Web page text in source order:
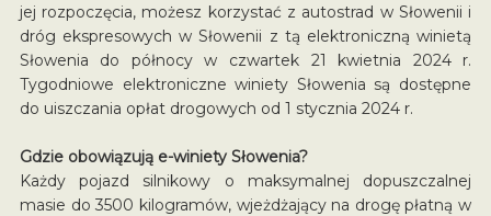
jej rozpoczęcia, możesz korzystać z autostrad w Słowenii i
dróg ekspresowych w Słowenii z tą elektroniczną winietą
Słowenia do północy w czwartek 21 kwietnia 2024 r.
Tygodniowe elektroniczne winiety Słowenia są dostępne
do uiszczania opłat drogowych od 1 stycznia 2024 r.
Gdzie obowiązują e-winiety Słowenia?
Każdy pojazd silnikowy o maksymalnej dopuszczalnej
masie do 3500 kilogramów, wjeżdżający na drogę płatną w